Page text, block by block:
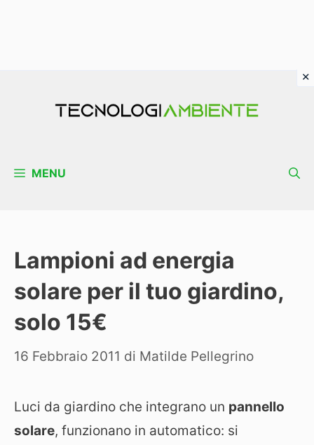
MENU
Lampioni ad energia
solare per il tuo giardino,
solo 15€
16 Febbraio 2011 di Matilde Pellegrino
Luci da giardino che integrano un pannello
solare, funzionano in automatico: si